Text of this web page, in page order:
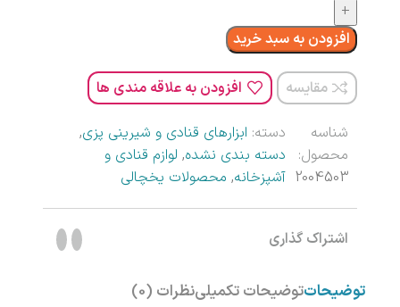
افزودن به سبد خرید
مقایسه افزودن به علاقه مندی ها
شناسه
محصول:
2004503
دسته: ابزارهای قنادی و شیرینی پزی,
دسته بندی نشده, لوازم قنادی و
آشپزخانه, محصولات یخچالی
اشتراک گذاری
توضیحاتتوضیحات تکمیلینظرات (0)